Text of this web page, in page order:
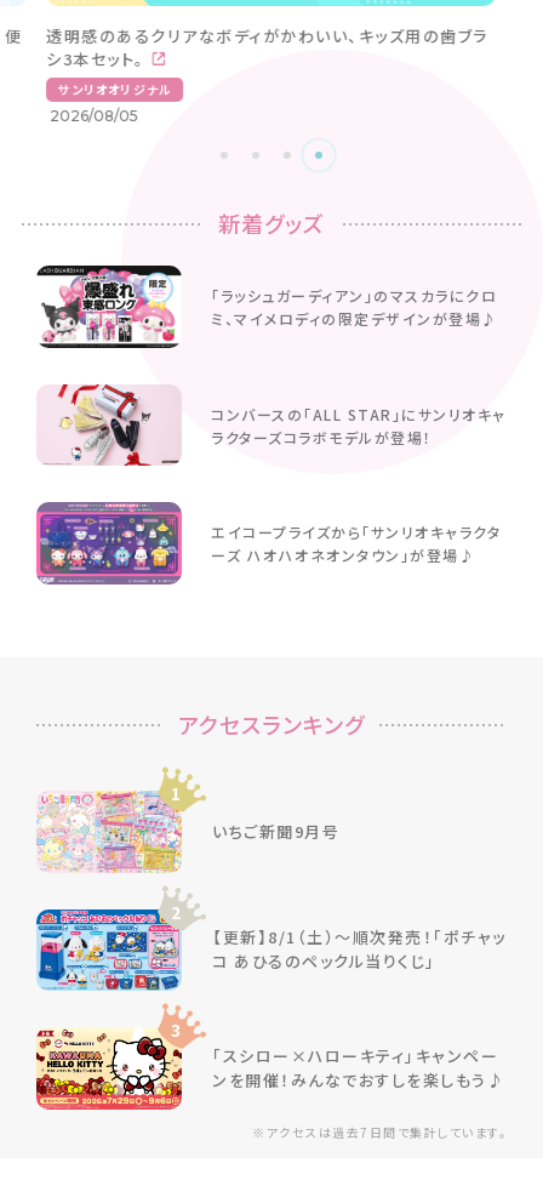
Sanrio Babyの「2WAYオール」が新たなデザインで発売
中！
サンリオオリジナル
2026/08/07
新着グッズ
「ラッシュガーディアン」のマスカラにクロ
ミ、マイメロディの限定デザインが登場♪
コンバースの「ALL STAR」にサンリオキャ
ラクターズコラボモデルが登場！
エイコープライズから「サンリオキャラクタ
ーズ ハオハオネオンタウン」が登場♪
※アクセスは過去7日間で集計しています。
アクセスランキング
1
いちご新聞9月号
2
【更新】8/1（土）～順次発売！「ポチャッ
コ あひるのペックル当りくじ」
3
「スシロー×ハローキティ」キャンペー
ンを開催！みんなでおすしを楽しもう♪